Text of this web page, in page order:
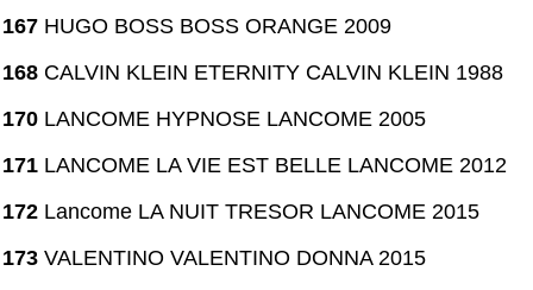
167 HUGO BOSS BOSS ORANGE 2009
168 CALVIN KLEIN ETERNITY CALVIN KLEIN 1988
170 LANCOME HYPNOSE LANCOME 2005
171 LANCOME LA VIE EST BELLE LANCOME 2012
172 Lancome LA NUIT TRESOR LANCOME 2015
173 VALENTINO VALENTINO DONNA 2015